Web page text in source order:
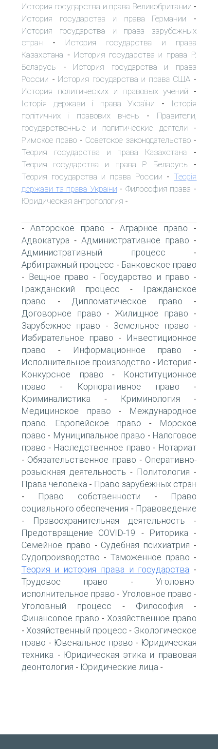
История государства и права Великобритании -
История государства и права Германии -
История государства и права зарубежных
стран - История государства и права
Казахстана - История государства и права Р.
Беларусь - История государства и права
России - История государства и права США -
История политических и правовых учений -
Історія держави і права України -
Історія
політичних і правових вчень - Правители,
государственные и политические деятели -
Римское право- Советское законодательство -
Теория государства и права Казахстана -
Теория государства и права Р. Беларусь -
Теория государства и права России - Теорія
держави та права України - Философия права -
Юридическая антропология -
-Авторское право - Аграрное право -
Адвокатура - Административное право -
Административный процесс -
Арбитражный процесс - Банковское право
- Вещное право - Государство и право -
Гражданский процесс -
Гражданское
право - Дипломатическое право -
Договорное право - Жилищное право -
Зарубежное право - Земельное право -
Избирательное право -
Инвестиционное
право - Информационное право -
Исполнительное производство - История -
Конкурсное право -
Конституционное
право - Корпоративное право -
Криминалистика - Криминология -
Медицинское право -
Международное
право. Европейское право -
Морское
право - Муниципальное право - Налоговое
право - Наследственное право - Нотариат
- Обязательственное право - Оперативно-
розыскная деятельность - Политология -
Права человека - Право зарубежных стран
- Право собственности -
Право
социального обеспечения - Правоведение
- Правоохранительная деятельность -
Предотвращение COVID-19 - Риторика -
Семейное право - Судебная психиатрия -
Судопроизводство - Таможенное право -
Теория и история права и государства -
Трудовое право -Уголовно-
исполнительное право - Уголовное право -
Уголовный процесс - Философия -
Финансовое право - Хозяйственное право
- Хозяйственный процесс - Экологическое
право - Ювенальное право - Юридическая
техника - Юридическая этика и правовая
деонтология - Юридические лица -